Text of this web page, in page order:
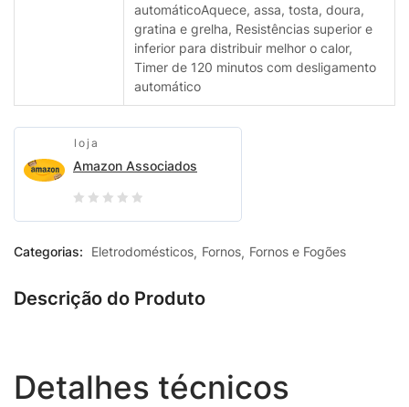
automáticoAquece, assa, tosta, doura,
gratina e grelha, Resistências superior e
inferior para distribuir melhor o calor,
Timer de 120 minutos com desligamento
automático
loja
Amazon Associados
0
of
Categorias: Eletrodomésticos Fornos Fornos e Fogões
Descrição do Produto
Detalhes técnicos